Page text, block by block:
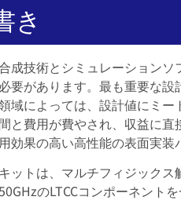
き
成技術とシミュレーション
要があります。最も重要な
域によっては、設計値にミ
と費用が費やされ、収益に
効果の高い高性能の表面実
ットは、マルチフィジック
のLTCCコンポーネント